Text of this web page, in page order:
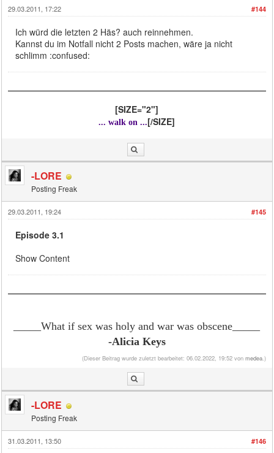
#144
29.03.2011, 17:22
Ich würd die letzten 2 Häs? auch reinnehmen.
Kannst du im Notfall nicht 2 Posts machen, wäre ja nicht
schlimm :confused:
[SIZE="2"]
... walk on ...[/SIZE]
-LORE
Posting Freak
#145
29.03.2011, 19:24
Episode 3.1
Show Content
_____What if sex was holy and war was obscene
-Alicia Keys
(Dieser Beitrag wurde zuletzt bearbeitet: 06.02.2022, 19:52 von medea.)
-LORE
Posting Freak
#146
31.03.2011, 13:50